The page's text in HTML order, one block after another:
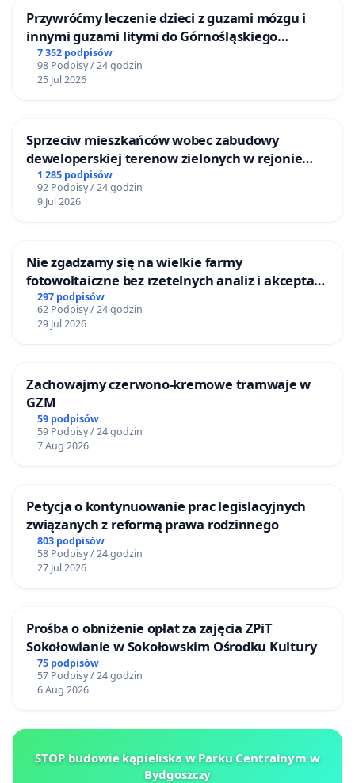
Przywróćmy leczenie dzieci z guzami mózgu i
innymi guzami litymi do Górnośląskiego
Centrum Zdrowia Dziecka w Katowicach
7 352 podpisów
98 Podpisy / 24 godzin
25 Jul 2026
Sprzeciw mieszkańców wobec zabudowy
deweloperskiej terenow zielonych w rejonie
Bulwarów Straceńskich w Bielsku-Białej
1 285 podpisów
92 Podpisy / 24 godzin
9 Jul 2026
Nie zgadzamy się na wielkie farmy
fotowoltaiczne bez rzetelnych analiz i akceptacji
mieszkańców
297 podpisów
62 Podpisy / 24 godzin
29 Jul 2026
Zachowajmy czerwono-kremowe tramwaje w
GZM
59 podpisów
59 Podpisy / 24 godzin
7 Aug 2026
Petycja o kontynuowanie prac legislacyjnych
związanych z reformą prawa rodzinnego
803 podpisów
58 Podpisy / 24 godzin
27 Jul 2026
Prośba o obniżenie opłat za zajęcia ZPiT
Sokołowianie w Sokołowskim Ośrodku Kultury
75 podpisów
57 Podpisy / 24 godzin
6 Aug 2026
STOP budowie kąpieliska w Parku Centralnym w
Bydgoszczy